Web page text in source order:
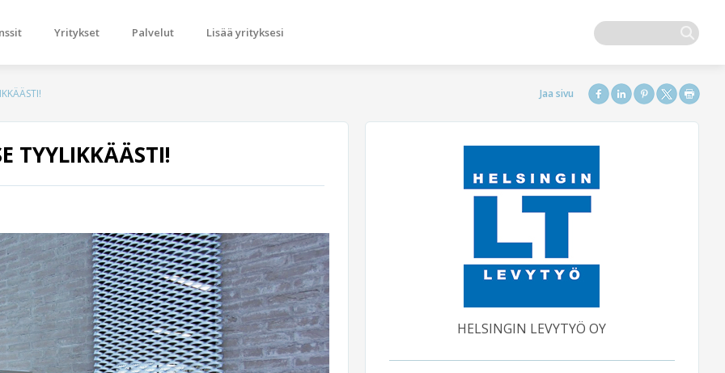
Yritykset Palvelut Lisää yrityksesi
TYYLIKKÄÄSTI!
Next
HELSINGIN LEVYTYÖ OY